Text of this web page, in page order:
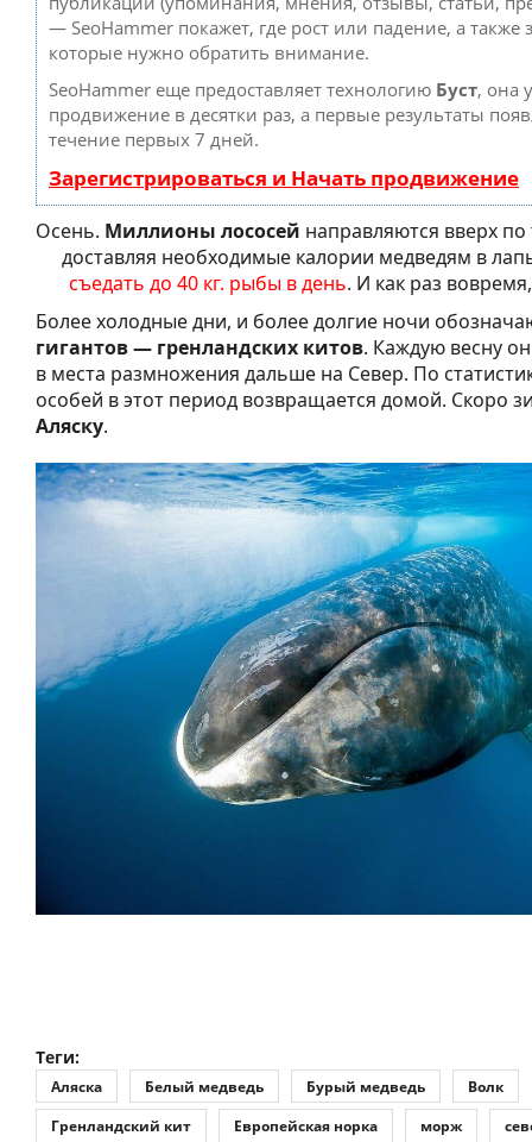
— SeoHammer покажет, где рост или падение, а также
которые нужно обратить внимание.
SeoHammer еще предоставляет технологию Буст, она
продвижение в десятки раз, а первые результаты
течение первых 7 дней.
Зарегистрироваться и Начать продвижение
Осень. Миллионы лососей направляются вверх
доставляя необходимые калории медведям в
съедать до 40 кг. рыбы в день. И как раз
Более холодные дни, и более долгие ночи
гигантов — гренландских китов. Каждую весну
в места размножения дальше на Север. По
особей в этот период возвращается домой. Скоро
Аляску.
Теги:
Аляска Белый медведь Бурый медведь
Волк
Гренландский кит
Европейская норка морж